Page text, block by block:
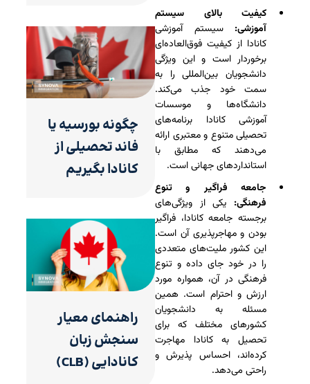
کیفیت بالای سیستم
آموزشی:سیستم آموزشی
کانادا از کیفیت فوق‌العاده‌ای
برخوردار است و این ویژگی
دانشجویان بین‌المللی را به
سمت خود جذب می‌کند.
دانشگاه‌ها و موسسات
آموزشی کانادا برنامه‌های
تحصیلی متنوع و معتبری ارائه
می‌دهند که مطابق با
استانداردهای جهانی است.
جامعه فراگیر و تنوع
فرهنگی: یکی از ویژگی‌های
برجسته جامعه کانادا، فراگیر
بودن و مهاجرپذیری آن است.
این کشور ملیت‌های متعددی
را در خود جای داده و تنوع
فرهنگی در آن، همواره مورد
ارزش و احترام است. همین
مسئله به دانشجویان
کشورهای مختلف که برای
تحصیل به کانادا مهاجرت
کرده‌اند، احساس پذیرش و
راحتی می‌دهد.
چگونه بورسیه یا
فاند تحصیلی از
کانادا بگیریم
راهنمای معیار
سنجش زبان
کانادایی (CLB)